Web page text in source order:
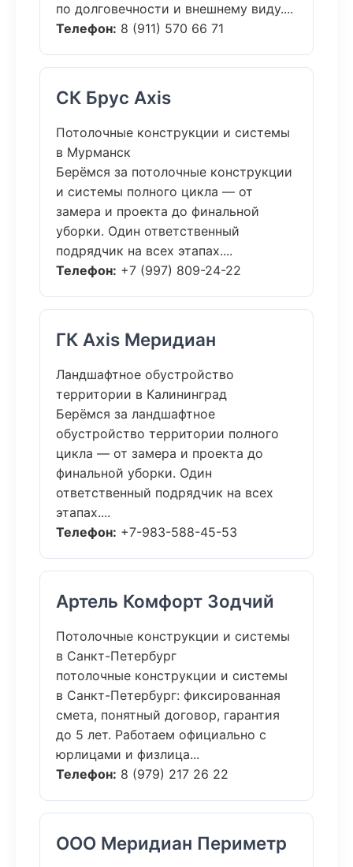
по долговечности и внешнему виду....
Телефон: 8 (911) 570 66 71
СК Брус Axis
Потолочные конструкции и системы
в Мурманск
Берёмся за потолочные конструкции
и системы полного цикла — от
замера и проекта до финальной
уборки. Один ответственный
подрядчик на всех этапах....
Телефон: +7 (997) 809-24-22
ГК Axis Меридиан
Ландшафтное обустройство
территории в Калининград
Берёмся за ландшафтное
обустройство территории полного
цикла — от замера и проекта до
финальной уборки. Один
ответственный подрядчик на всех
этапах....
Телефон: +7-983-588-45-53
Артель Комфорт Зодчий
Потолочные конструкции и системы
в Санкт-Петербург
потолочные конструкции и системы
в Санкт-Петербург: фиксированная
смета, понятный договор, гарантия
до 5 лет. Работаем официально с
юрлицами и физлица...
Телефон: 8 (979) 217 26 22
ООО Меридиан Периметр